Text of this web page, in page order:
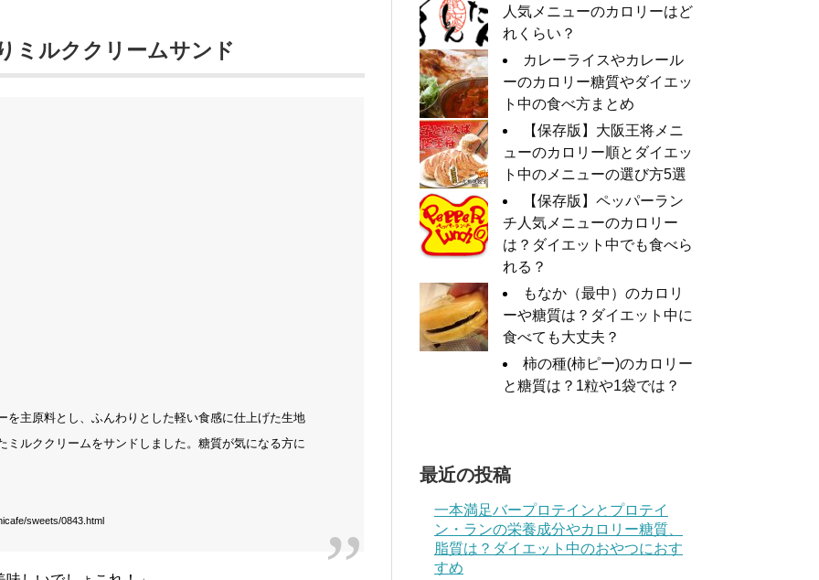
ミルククリームサンド
を主原料とし、ふんわりとした軽い食感に仕上げた生地
ミルククリームをサンドしました。糖質が気になる方に
sweets/0843.html
人気メニューのカロリーはど
れくらい？
カレーライスやカレール
ーのカロリー糖質やダイエッ
ト中の食べ方まとめ
【保存版】大阪王将メニ
ューのカロリー順とダイエッ
ト中のメニューの選び方5選
【保存版】ペッパーラン
チ人気メニューのカロリー
は？ダイエット中でも食べら
れる？
もなか（最中）のカロリ
ーや糖質は？ダイエット中に
食べても大丈夫？
柿の種(柿ピー)のカロリー
と糖質は？1粒や1袋では？
最近の投稿
一本満足バープロテインとプロテイ
ン・ランの栄養成分やカロリー糖質、
脂質は？ダイエット中のおやつにおす
すめ